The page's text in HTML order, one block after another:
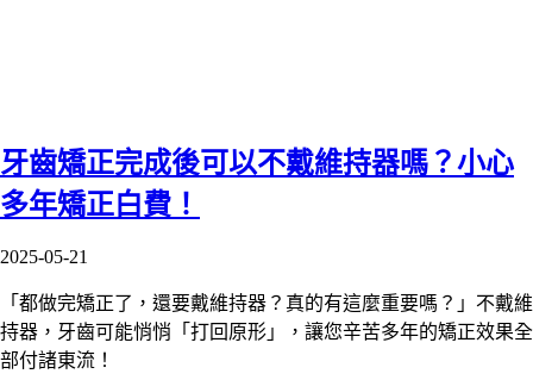
牙齒矯正完成後可以不戴維持器嗎？小心
多年矯正白費！
2025-05-21
「都做完矯正了，還要戴維持器？真的有這麼重要嗎？」不戴維
持器，牙齒可能悄悄「打回原形」，讓您辛苦多年的矯正效果全
部付諸東流！